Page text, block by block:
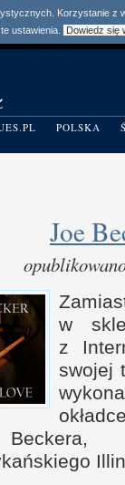
Korzystanie
ustawienia.
Dowiedz się
POLSKA
Joe
w s
z I
swojej